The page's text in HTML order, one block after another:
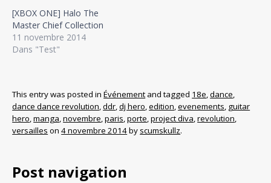
[XBOX ONE] Halo The
Master Chief Collection
11 novembre 2014
Dans "Test"
This entry was posted inÉvénement and tagged 18e,dance,
dance dance revolution,ddr,dj hero,edition,evenements, guitar
hero,manga,novembre,paris,porte,project diva,revolution,
versailles on4 novembre 2014by scumskullz.
Post navigation